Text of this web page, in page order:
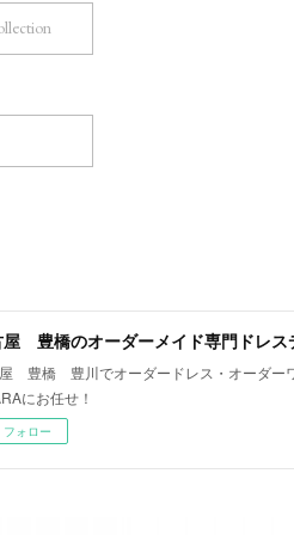
屋 豊橋のオーダーメイド専門ドレス
豊橋 豊川でオーダードレス・オーダー
にお任せ！
フォロー